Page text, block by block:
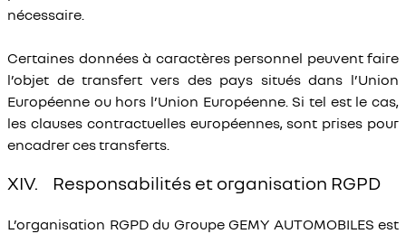
nécessaire.
Certaines données à caractères personnel peuvent faire
l’objet de transfert vers des pays situés dans l’Union
Européenne ou hors l’Union Européenne. Si tel est le cas,
les clauses contractuelles européennes, sont prises pour
encadrer ces transferts.
XIV. Responsabilités et organisation RGPD
L’organisation RGPD du Groupe GEMY AUTOMOBILES est